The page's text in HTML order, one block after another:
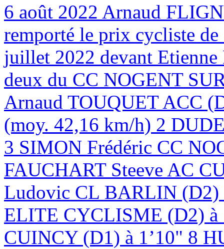
6 août 2022 Arnaud
remporté le prix cycliste
juillet 2022 devant
deux du CC NOGENT
Arnaud TOUQUET ACC
(moy. 42,16 km/h) 2
3 SIMON Frédéric CC
FAUCHART Steeve AC
Ludovic CL BARLIN
ELITE CYCLISME (D2)
CUINCY (D1) à 1’10" 8